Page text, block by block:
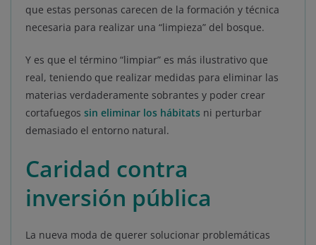
que estas personas carecen de la formación y técnica
necesaria para realizar una “limpieza” del bosque.
Y es que el término “limpiar” es más ilustrativo que
real, teniendo que realizar medidas para eliminar las
materias verdaderamente sobrantes y poder crear
cortafuegos sin eliminar los hábitats ni perturbar
demasiado el entorno natural.
Caridad contra
inversión pública
La nueva moda de querer solucionar problemáticas